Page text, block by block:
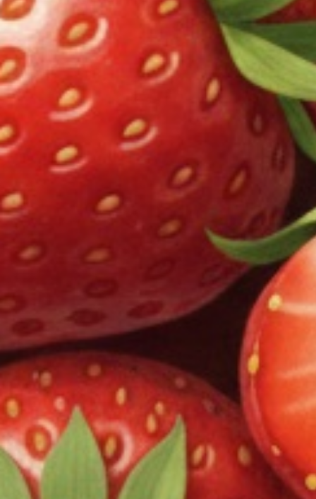
MyMoods VAPEについて
MyMoods VAPEってどんなベイプ？
MyMoods VAPEの使い方
MyMoods VAPEの充電はどのようにしますか？
MyMoods VAPEが正常に作動していないと思われる場
合はどのケースか
リキッド交換のタイミングはいつ？
保証・キャンセルについて
使い捨てベイプの保証について